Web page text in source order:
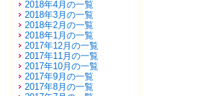
2018年4月の一覧
2018年3月の一覧
2018年2月の一覧
2018年1月の一覧
2017年12月の一覧
2017年11月の一覧
2017年10月の一覧
2017年9月の一覧
2017年8月の一覧